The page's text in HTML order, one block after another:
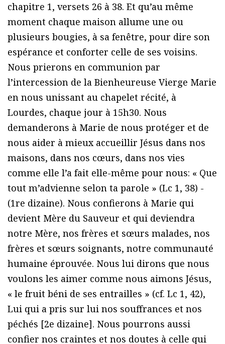
chapitre 1, versets 26 à 38. Et qu’au même
moment chaque maison allume une ou
plusieurs bougies, à sa fenêtre, pour dire son
espérance et conforter celle de ses voisins.
Nous prierons en communion par
l’intercession de la Bienheureuse Vierge Marie
en nous unissant au chapelet récité, à
Lourdes, chaque jour à 15h30. Nous
demanderons à Marie de nous protéger et de
nous aider à mieux accueillir Jésus dans nos
maisons, dans nos cœurs, dans nos vies
comme elle l’a fait elle-même pour nous: « Que
tout m’advienne selon ta parole » (Lc 1, 38) -
(1re dizaine). Nous confierons à Marie qui
devient Mère du Sauveur et qui deviendra
notre Mère, nos frères et sœurs malades, nos
frères et sœurs soignants, notre communauté
humaine éprouvée. Nous lui dirons que nous
voulons les aimer comme nous aimons Jésus,
« le fruit béni de ses entrailles » (cf. Lc 1, 42),
Lui qui a pris sur lui nos souffrances et nos
péchés [2e dizaine]. Nous pourrons aussi
confier nos craintes et nos doutes à celle qui